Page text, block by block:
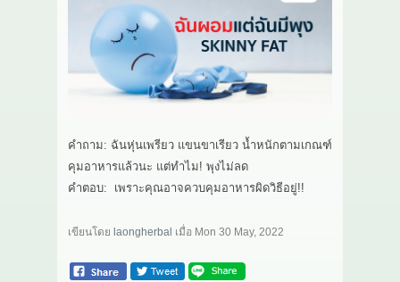
เกี่ยวกับเรา
ติดต่อเราคำถาม: ฉันหุ่นเพรียว แขนขาเรียว น้ำหนักตามเกณฑ์
คุมอาหารแล้วนะ แต่ทำไม! พุงไม่ลด
คำตอบ: เพราะคุณอาจควบคุมอาหารผิดวิธีอยู่!!
เขียนโดย laongherbal เมื่อ Mon 30 May, 2022